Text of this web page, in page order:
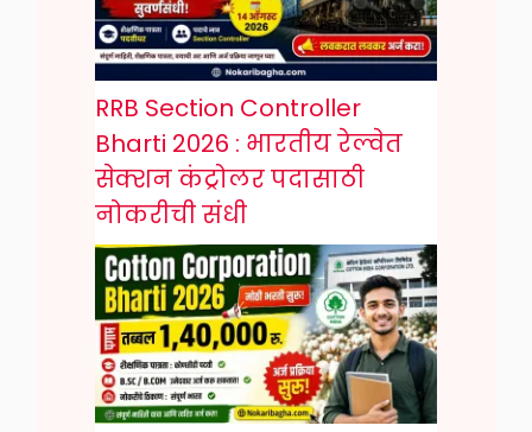
RRB Section Controller
Bharti 2026 : भारतीय रेल्वेत
सेक्शन कंट्रोलर पदासाठी
नोकरीची संधी